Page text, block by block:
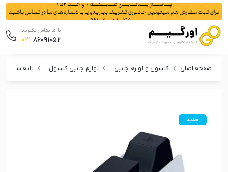
با ما تماس بگیرید
021 86091052
صفحه اصلی کنسول و لوازم جانبی لوازم جانبی کنسول پایه شارژر
جدید